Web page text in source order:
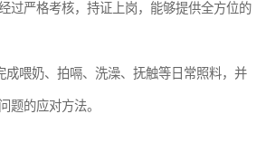
过严格考核，持证上岗，能够提供全方位的
成喂奶、拍嗝、洗澡、抚触等日常照料，并
题的应对方法。